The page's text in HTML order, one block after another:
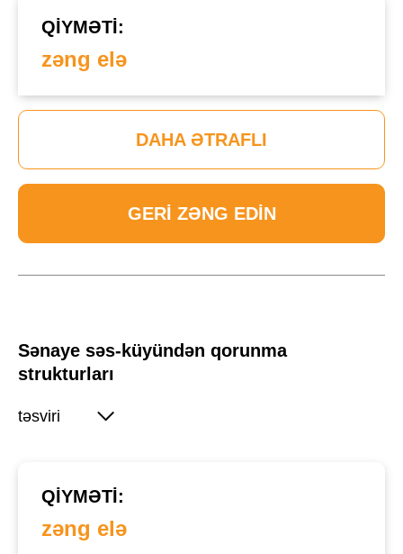
QIYMƏTI:
zəng elə
DAHA ƏTRAFLI
GERI ZƏNG EDIN
Sənaye səs-küyündən qorunma
strukturları
təsviri
QIYMƏTI:
zəng elə